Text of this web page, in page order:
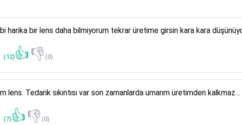
harika bir lens daha bilmiyorum tekrar üretime girsin kara kara
(12)👍👎 (0)
lens. Tedarik sıkıntısı var son zamanlarda umarım üretimden kalkmaz…
(7)👍👎 (0)